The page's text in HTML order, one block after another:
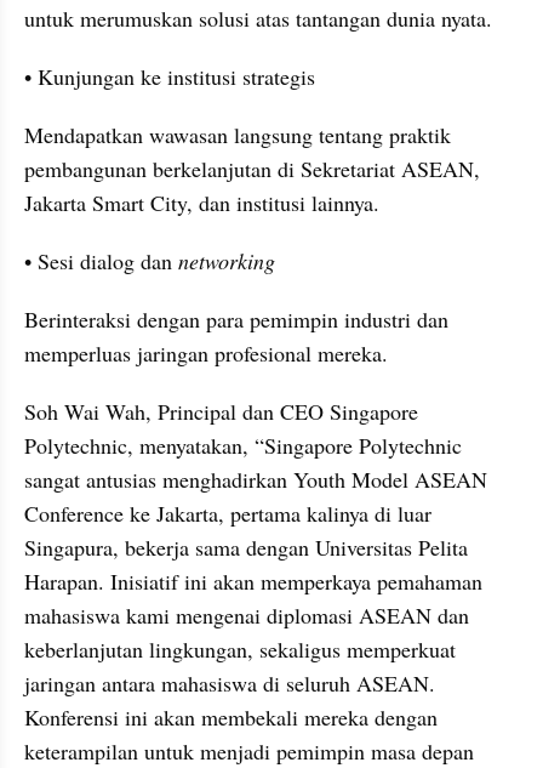
untuk merumuskan solusi atas tantangan dunia nyata.
• Kunjungan ke institusi strategis
Mendapatkan wawasan langsung tentang praktik
pembangunan berkelanjutan di Sekretariat ASEAN,
Jakarta Smart City, dan institusi lainnya.
• Sesi dialog dan networking
Berinteraksi dengan para pemimpin industri dan
memperluas jaringan profesional mereka.
Soh Wai Wah, Principal dan CEO Singapore
Polytechnic, menyatakan, “Singapore Polytechnic
sangat antusias menghadirkan Youth Model ASEAN
Conference ke Jakarta, pertama kalinya di luar
Singapura, bekerja sama dengan Universitas Pelita
Harapan. Inisiatif ini akan memperkaya pemahaman
mahasiswa kami mengenai diplomasi ASEAN dan
keberlanjutan lingkungan, sekaligus memperkuat
jaringan antara mahasiswa di seluruh ASEAN.
Konferensi ini akan membekali mereka dengan
keterampilan untuk menjadi pemimpin masa depan